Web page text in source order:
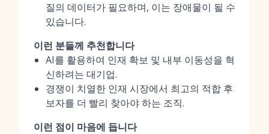
질의 데이터가 필요하며, 이는 장애물이 될 수
있습니다.
이런 분들께 추천합니다
AI를 활용하여 인재 확보 및 내부 이동성을 혁
신하려는 대기업.
경쟁이 치열한 인재 시장에서 최고의 적합 후
보자를 더 빨리 찾아야 하는 조직.
이런 점이 마음에 듭니다